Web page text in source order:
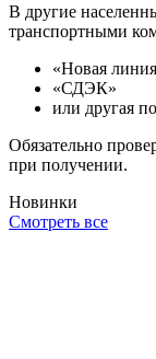
В другие
транспортными
«Новая
«СДЭК»
или другая
Обязательно
при получении.
Новинки
Смотреть все